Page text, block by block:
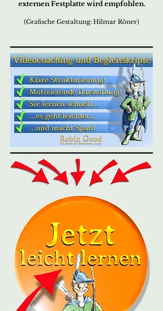
externen Festplatte wird empfohlen.
(Grafische Gestaltung: Hilmar Röner)